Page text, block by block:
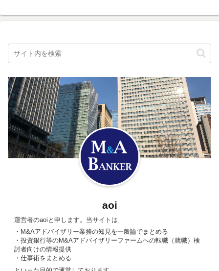
aoi
運営者のaoiと申します。当サイトは
・M&Aアドバイザリー業務の知見を一般論でまとめる
・投資銀行等のM&Aアドバイザリーファームへの転職（就職）検
討者向けの情報提供
・仕事術をまとめる